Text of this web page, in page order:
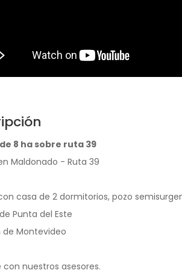
8 ha sobre ruta 39
Maldonado - Ruta 39
casa de 2 dormitorios, pozo
Punta del Este
de Montevideo
con nuestros asesores.